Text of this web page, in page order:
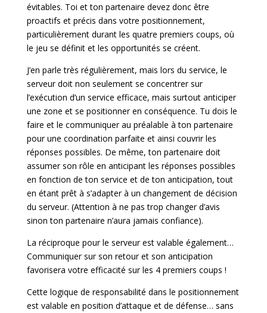
évitables. Toi et ton partenaire devez donc être
proactifs et précis dans votre positionnement,
particulièrement durant les quatre premiers coups, où
le jeu se définit et les opportunités se créent.
J’en parle très régulièrement, mais lors du service, le
serveur doit non seulement se concentrer sur
l’exécution d’un service efficace, mais surtout anticiper
une zone et se positionner en conséquence. Tu dois le
faire et le communiquer au préalable à ton partenaire
pour une coordination parfaite et ainsi couvrir les
réponses possibles. De même, ton partenaire doit
assumer son rôle en anticipant les réponses possibles
en fonction de ton service et de ton anticipation, tout
en étant prêt à s’adapter à un changement de décision
du serveur. (Attention à ne pas trop changer d’avis
sinon ton partenaire n’aura jamais confiance).
La réciproque pour le serveur est valable également…
Communiquer sur son retour et son anticipation
favorisera votre efficacité sur les 4 premiers coups !
Cette logique de responsabilité dans le positionnement
est valable en position d’attaque et de défense… sans